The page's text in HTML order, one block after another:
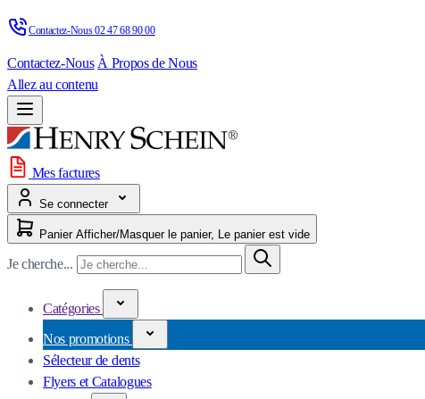
Contactez-Nous 02 47 68 90 00
Contactez-Nous À Propos de Nous
Allez au contenu
Mes factures
Se connecter
Panier Afficher/Masquer le panier, Le panier est vide
Je cherche...
Catégories
Nos promotions
Sélecteur de dents
Flyers et Catalogues